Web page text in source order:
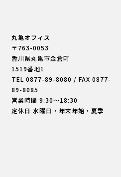
丸亀オフィス
〒763-0053
香川県丸亀市金倉町
1519番地1
TEL0877-89-8080 / FAX 0877-
89-8085
営業時間 9:30〜18:30
定休日 水曜日・年末年始・夏季